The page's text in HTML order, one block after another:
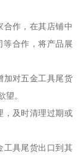
合作，在其店铺中
等合作，将产品展
加对五金工具尾货
望。
，及时清理过期或
工具尾货出口到其